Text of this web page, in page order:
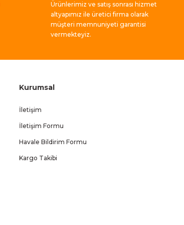
Ürünlerimiz ve satış sonrası hizmet
altyapımız ile üretici firma olarak
müşteri memnuniyeti garantisi
vermekteyiz.
Kurumsal
İletişim
İletişim Formu
Havale Bildirim Formu
Kargo Takibi